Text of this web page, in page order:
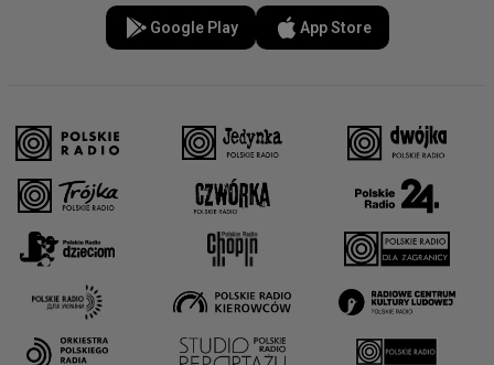
Google Play App Store